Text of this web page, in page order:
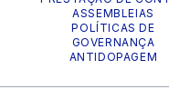
ASSEMBLEIAS
POLÍTICAS DE
GOVERNANÇA
ANTIDOPAGEM